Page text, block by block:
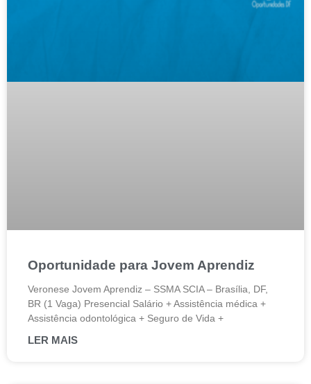
Oportunidade para Jovem Aprendiz
Veronese Jovem Aprendiz – SSMA SCIA – Brasília, DF,
BR (1 Vaga) Presencial Salário + Assistência médica +
Assistência odontológica + Seguro de Vida +
LER MAIS